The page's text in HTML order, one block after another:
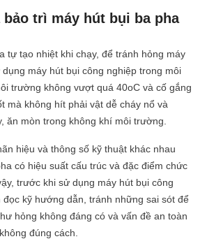
bảo trì máy hút bụi ba pha
tự tạo nhiệt khi chạy, để tránh hỏng máy
máy hút bụi công nghiệp trong môi
trường không vượt quá 40oC và cố gắng
mà không hít phải vật dễ cháy nổ và
ăn mòn trong không khí môi trường.
hiệu và thông số kỹ thuật khác nhau
có hiệu suất cấu trúc và đặc điểm chức
trước khi sử dụng máy hút bụi công
đọc kỹ hướng dẫn, tránh những sai sót để
hỏng không đáng có và vấn đề an toàn
đúng cách.